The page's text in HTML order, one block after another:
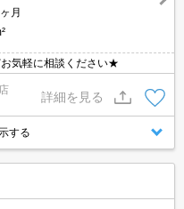
月
気軽に相談ください★
詳細を見る
する